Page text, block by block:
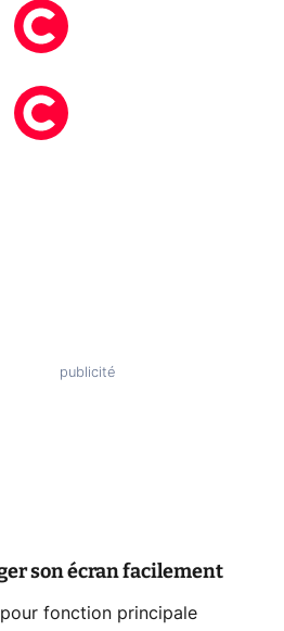
son écran facilement
fonction principale